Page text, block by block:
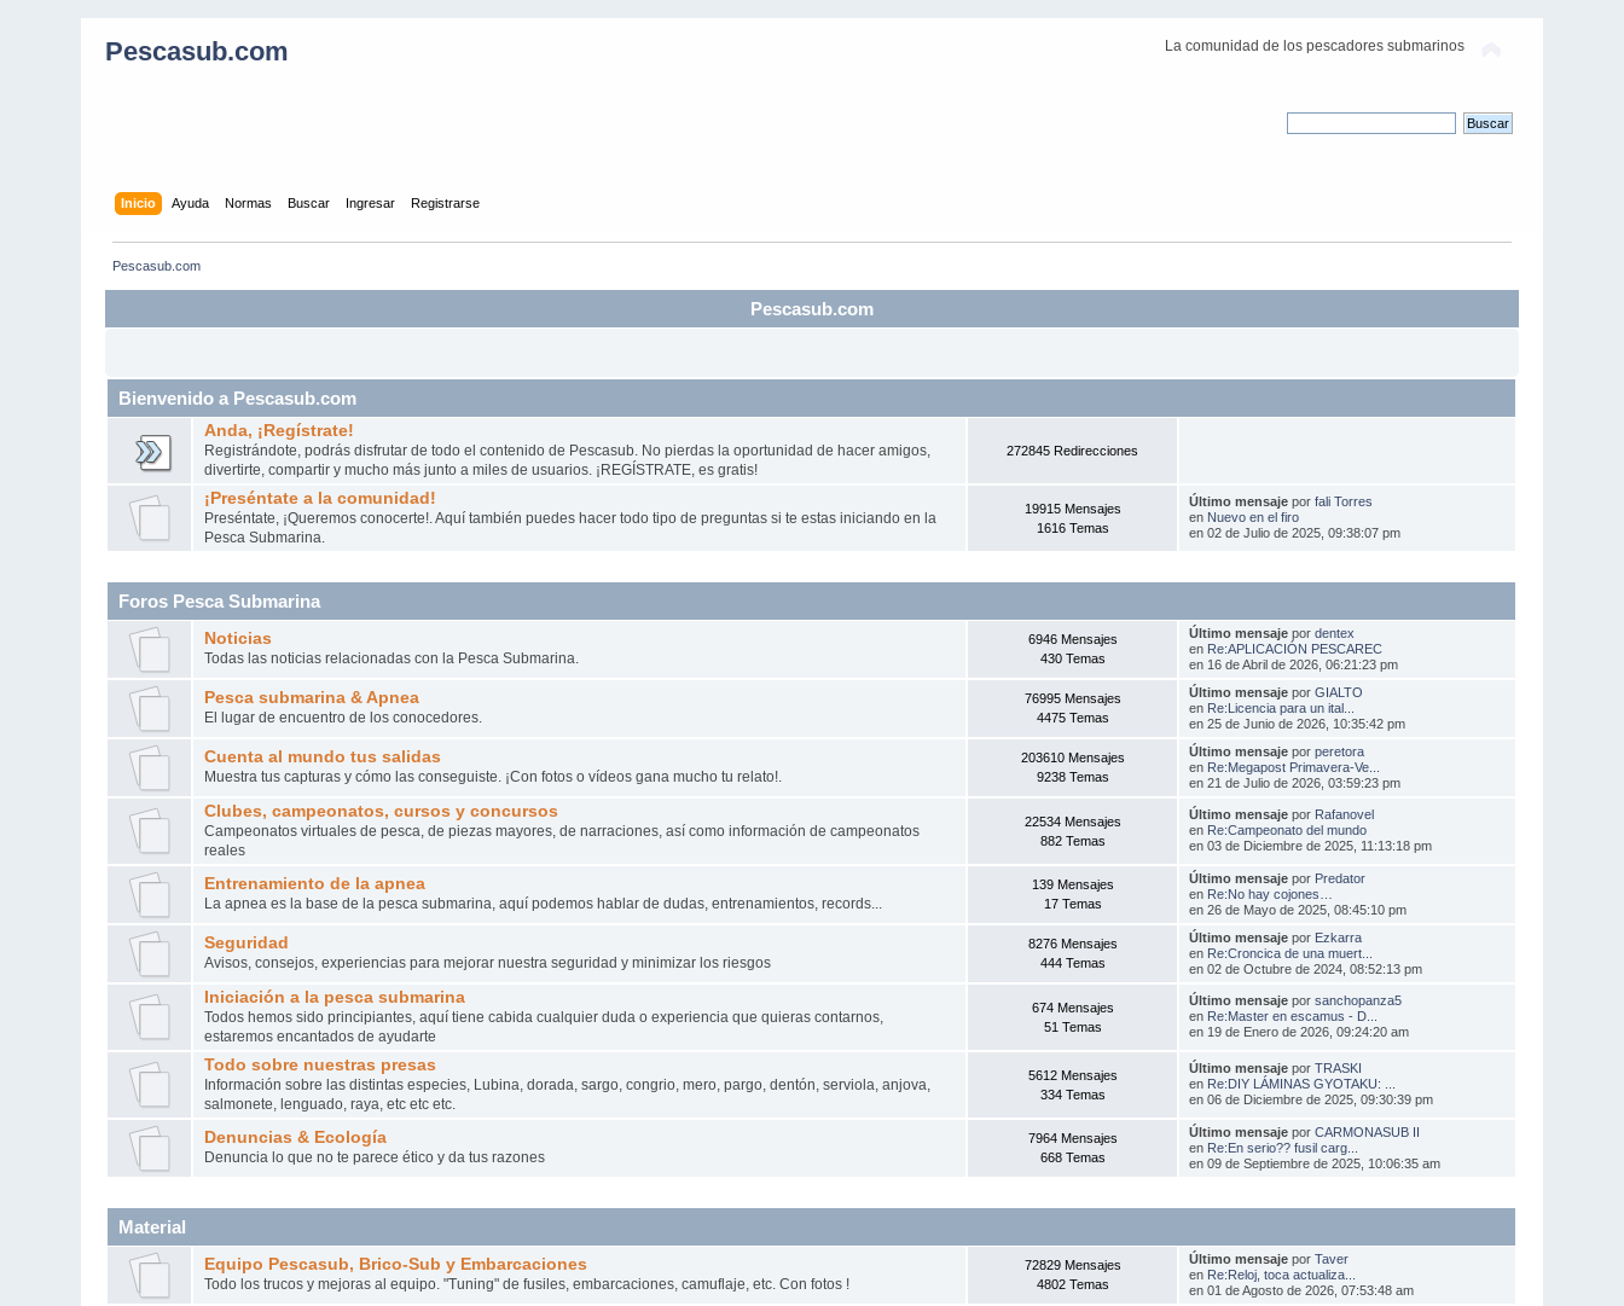
Pescasub.com La comunidad de los pescadores submarinos
Inicio Ayuda Normas Buscar Ingresar Registrarse
Pescasub.com
Pescasub.com
Bienvenido a Pescasub.com
Anda, ¡Regístrate!
Registrándote, podrás disfrutar de todo el contenido de Pescasub. No pierdas la oportunidad de hacer amigos,
divertirte, compartir y mucho más junto a miles de usuarios. ¡REGÍSTRATE, es gratis!
272845 Redirecciones
¡Preséntate a la comunidad!
Preséntate, ¡Queremos conocerte!. Aquí también puedes hacer todo tipo de preguntas si te estas iniciando en la
Pesca Submarina.
19915 Mensajes
1616 Temas
Último mensajepor fali Torres
en Nuevo en el firo
en 02 de Julio de 2025, 09:38:07 pm
Foros Pesca Submarina
Noticias
Todas las noticias relacionadas con la Pesca Submarina.
6946 Mensajes
430 Temas
Último mensajepor dentex
en Re:APLICACIÓN PESCAREC
en 16 de Abril de 2026, 06:21:23 pm
Pesca submarina & Apnea
El lugar de encuentro de los conocedores.
76995 Mensajes
4475 Temas
Último mensajepor GIALTO
en Re:Licencia para un ital...
en 25 de Junio de 2026, 10:35:42 pm
Cuenta al mundo tus salidas
Muestra tus capturas y cómo las conseguiste. ¡Con fotos o vídeos gana mucho tu relato!.
203610 Mensajes
9238 Temas
Último mensajepor peretora
en Re:Megapost Primavera-Ve...
en 21 de Julio de 2026, 03:59:23 pm
Clubes, campeonatos, cursos y concursos
Campeonatos virtuales de pesca, de piezas mayores, de narraciones, así­ como información de campeonatos
reales
22534 Mensajes
882 Temas
Último mensajepor Rafanovel
en Re:Campeonato del mundo
en 03 de Diciembre de 2025, 11:13:18 pm
Entrenamiento de la apnea
La apnea es la base de la pesca submarina, aquí podemos hablar de dudas, entrenamientos, records...
139 Mensajes
17 Temas
Último mensajepor Predator
en Re:No hay cojones…
en 26 de Mayo de 2025, 08:45:10 pm
Seguridad
Avisos, consejos, experiencias para mejorar nuestra seguridad y minimizar los riesgos
8276 Mensajes
444 Temas
Último mensajepor Ezkarra
en Re:Croncica de una muert...
en 02 de Octubre de 2024, 08:52:13 pm
Iniciación a la pesca submarina
Todos hemos sido principiantes, aquí tiene cabida cualquier duda o experiencia que quieras contarnos,
estaremos encantados de ayudarte
674 Mensajes
51 Temas
Último mensajepor sanchopanza5
en Re:Master en escamus - D...
en 19 de Enero de 2026, 09:24:20 am
Todo sobre nuestras presas
Información sobre las distintas especies, Lubina, dorada, sargo, congrio, mero, pargo, dentón, serviola, anjova,
salmonete, lenguado, raya, etc etc etc.
5612 Mensajes
334 Temas
Último mensajepor TRASKI
en Re:DIY LÁMINAS GYOTAKU: ...
en 06 de Diciembre de 2025, 09:30:39 pm
Denuncias & Ecología
Denuncia lo que no te parece ético y da tus razones
7964 Mensajes
668 Temas
Último mensajepor CARMONASUB II
en Re:En serio?? fusil carg...
en 09 de Septiembre de 2025, 10:06:35 am
Material
Equipo Pescasub, Brico-Sub y Embarcaciones
Todo los trucos y mejoras al equipo. "Tuning" de fusiles, embarcaciones, camuflaje, etc. Con fotos !
72829 Mensajes
4802 Temas
Último mensajepor Taver
en Re:Reloj, toca actualiza...
en 01 de Agosto de 2026, 07:53:48 am